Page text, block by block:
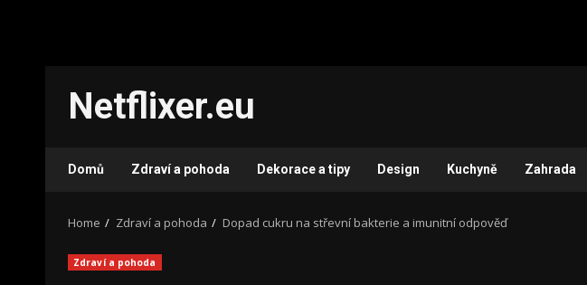
content
Netflixer.eu
Domů Zdraví a pohoda Dekorace a tipy Design Kuchyně Zahrada
Home Zdraví a pohoda Dopad cukru na střevní bakterie a imunitní odpověď
Zdraví a pohoda